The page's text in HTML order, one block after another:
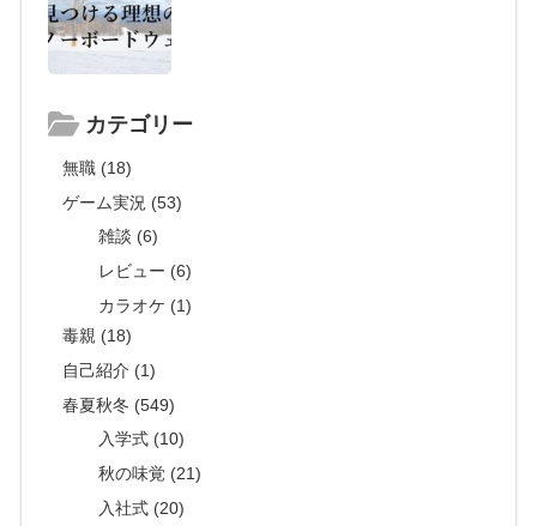
カテゴリー
無職 (18)
ゲーム実況 (53)
雑談 (6)
レビュー (6)
カラオケ (1)
毒親 (18)
自己紹介 (1)
春夏秋冬 (549)
入学式 (10)
秋の味覚 (21)
入社式 (20)